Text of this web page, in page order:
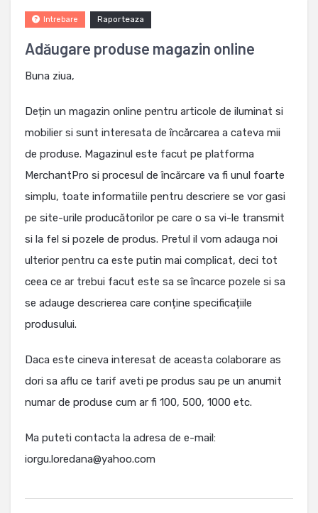
Adăugare produse magazin online
Raporteaza
Intrebare
Buna ziua,
Dețin un magazin online pentru articole de iluminat si
mobilier si sunt interesata de încărcarea a cateva mii
de produse. Magazinul este facut pe platforma
MerchantPro si procesul de încărcare va fi unul foarte
simplu, toate informatiile pentru descriere se vor gasi
pe site-urile producătorilor pe care o sa vi-le transmit
si la fel si pozele de produs. Pretul il vom adauga noi
ulterior pentru ca este putin mai complicat, deci tot
ceea ce ar trebui facut este sa se încarce pozele si sa
se adauge descrierea care conține specificațiile
produsului.
Daca este cineva interesat de aceasta colaborare as
dori sa aflu ce tarif aveti pe produs sau pe un anumit
numar de produse cum ar fi 100, 500, 1000 etc.
Ma puteti contacta la adresa de e-mail:
iorgu.loredana@yahoo.com